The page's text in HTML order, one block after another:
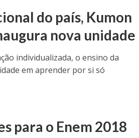
do país, Kumon
nova unidade
individualizada, o ensino da
em aprender por si só
para o Enem 2018